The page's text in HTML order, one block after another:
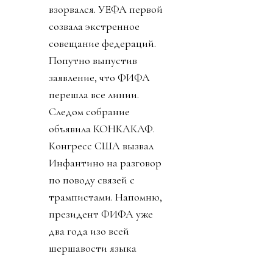
взорвался. УЕФА первой
созвала экстренное
совещание федераций.
Попутно выпустив
заявление, что ФИФА
перешла все линии.
Следом собрание
объявила КОНКАКАФ.
Конгресс США вызвал
Инфантино на разговор
по поводу связей с
трампистами. Напомню,
президент ФИФА уже
два года изо всей
шершавости языка